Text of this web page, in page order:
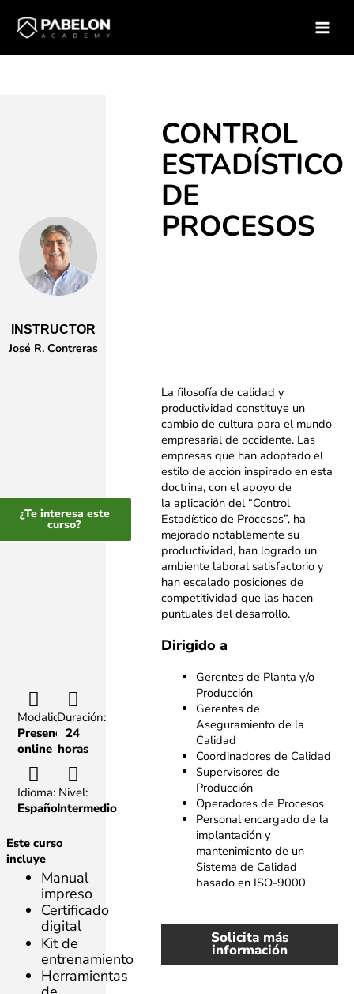
contenido
Inicio Soluciones para empresas
Curso – Control Estadistico de Procesos
INSTRUCTOR
José R. Contreras
¿Te interesa este
curso?
Modalidad:
Presencial,
online
Duración:
24
horas
Idioma:
Español
Nivel:
Intermedio
Este curso
incluye
Manual
impreso
Certificado
digital
Kit de
entrenamiento
Herramientas
CONTROL
ESTADÍSTICO
DE
PROCESOS
La filosofía de calidad y
productividad constituye un
cambio de cultura para el mundo
empresarial de occidente. Las
empresas que han adoptado el
estilo de acción inspirado en esta
doctrina, con el apoyo de
la aplicación del “Control
Estadístico de Procesos”, ha
mejorado notablemente su
productividad, han logrado un
ambiente laboral satisfactorio y
han escalado posiciones de
competitividad que las hacen
puntuales del desarrollo.
Dirigido a
Gerentes de Planta y/o
Producción
Gerentes de
Aseguramiento de la
Calidad
Coordinadores de Calidad
Supervisores de
Producción
Operadores de Procesos
Personal encargado de la
implantación y
mantenimiento de un
Sistema de Calidad
basado en ISO-9000
Solicita más
información